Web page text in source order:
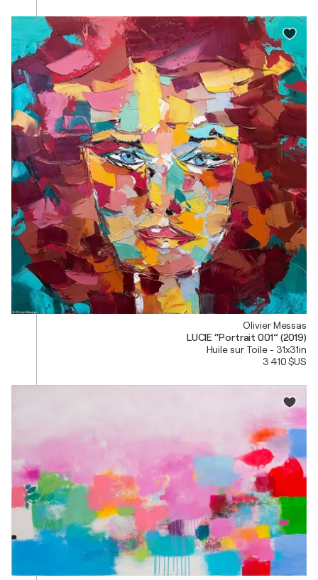
Olivier Messas
LUCIE “Portrait 001” (2019)
Huile sur Toile - 31x31in
3 410 $US